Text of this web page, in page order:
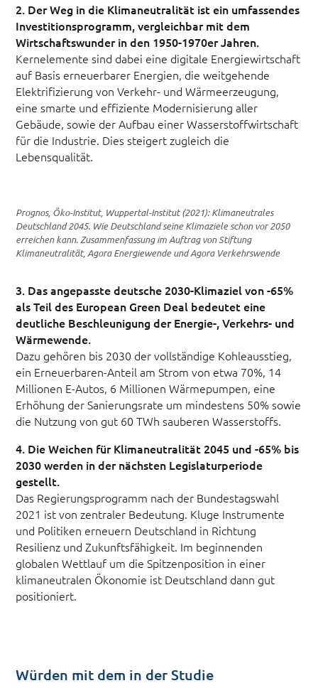
2. Der Weg in die Klimaneutralität ist ein umfassendes
Investitionsprogramm, vergleichbar mit dem
Wirtschaftswunder in den 1950-1970er Jahren.
Kernelemente sind dabei eine digitale Energiewirtschaft
auf Basis erneuerbarer Energien, die weitgehende
Elektrifizierung von Verkehr- und Wärmeerzeugung,
eine smarte und effiziente Modernisierung aller
Gebäude, sowie der Aufbau einer Wasserstoffwirtschaft
für die Industrie. Dies steigert zugleich die
Lebensqualität.
Prognos, Öko-Institut, Wuppertal-Institut (2021): Klimaneutrales
Deutschland 2045. Wie Deutschland seine Klimaziele schon vor 2050
erreichen kann. Zusammenfassung im Auftrag von Stiftung
Klimaneutralität, Agora Energiewende und Agora Verkehrswende
3. Das angepasste deutsche 2030-Klimaziel von -65%
als Teil des European Green Deal bedeutet eine
deutliche Beschleunigung der Energie-, Verkehrs- und
Wärmewende.
Dazu gehören bis 2030 der vollständige Kohleausstieg,
ein Erneuerbaren-Anteil am Strom von etwa 70%, 14
Millionen E-Autos, 6 Millionen Wärmepumpen, eine
Erhöhung der Sanierungsrate um mindestens 50% sowie
die Nutzung von gut 60 TWh sauberen Wasserstoffs.
4. Die Weichen für Klimaneutralität 2045 und -65% bis
2030 werden in der nächsten Legislaturperiode
gestellt.
Das Regierungsprogramm nach der Bundestagswahl
2021 ist von zentraler Bedeutung. Kluge Instrumente
und Politiken erneuern Deutschland in Richtung
Resilienz und Zukunftsfähigkeit. Im beginnenden
globalen Wettlauf um die Spitzenposition in einer
klimaneutralen Ökonomie ist Deutschland dann gut
positioniert.
Würden mit dem in der Studie